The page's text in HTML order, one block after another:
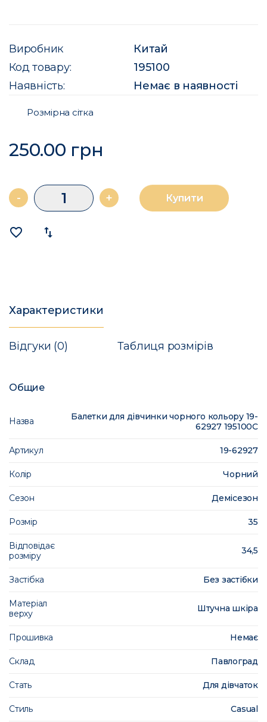
Виробник
Китай
Код товару:
195100
Наявність:
Немає в наявності
Розмірна сітка
250.00 грн
- + Купити
favorite_border import_export
Характеристики
Відгуки (0) Таблиця розмірів
Общие
Назва
Балетки для дівчинки чорного кольору 19-
62927 195100C
Артикул 19-62927
Колір Чорний
Сезон Демісезон
Розмір 35
Відповідає
розміру
34,5
Застібка Без застібки
Матеріал
верху
Штучна шкіра
Прошивка Немає
Склад Павлоград
Стать Для дівчаток
Стиль Casual